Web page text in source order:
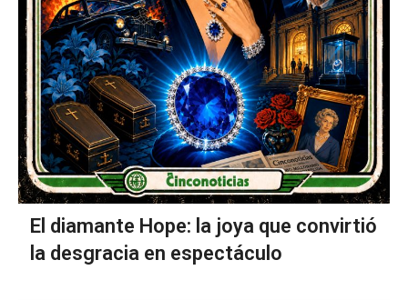
El diamante Hope: la joya que convirtió
la desgracia en espectáculo